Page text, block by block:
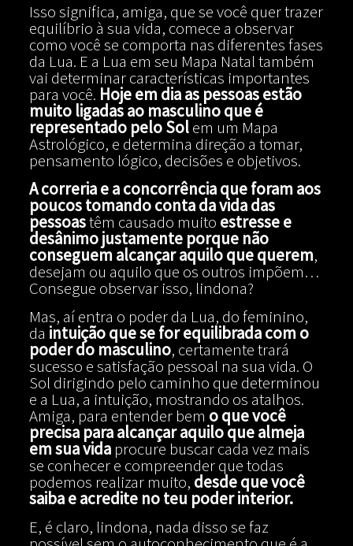
Isso significa, amiga, que se você quer trazer
equilíbrio à sua vida, comece a observar
como você se comporta nas diferentes fases
da Lua. E a Lua em seu Mapa Natal também
vai determinar características importantes
para você. Hoje em dia as pessoas estão
muito ligadas ao masculino que é
representado pelo Solem um Mapa
Astrológico, e determina direção a tomar,
pensamento lógico, decisões e objetivos.
A correria e a concorrência que foram aos
poucos tomando conta da vida das
pessoastêm causado muito estresse e
desânimo justamente porque não
conseguem alcançar aquilo que querem,
desejam ou aquilo que os outros impõem…
Consegue observar isso, lindona?
Mas, aí entra o poder da Lua, do feminino,
da intuição que se for equilibrada com o
poder do masculino, certamente trará
sucesso e satisfação pessoal na sua vida. O
Sol dirigindo pelo caminho que determinou
e a Lua, a intuição, mostrando os atalhos.
Amiga, para entender bem o que você
precisa para alcançar aquilo que almeja
em sua vidaprocure buscar cada vez mais
se conhecer e compreender que todas
podemos realizar muito, desde que você
saiba e acredite no teu poder interior.
E, é claro, lindona, nada disso se faz